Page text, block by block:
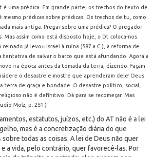
é uma prédica. Em grande parte, os trechos do texto de
mesmo prédicas sobre prédicas. Os trechos de tu, como
mais antiga. Pregar sobre uma prédica? O pregador
Mas assim como está disposto hoje, o Dt coloca-nos
já levou Israel à ruína (587 a.C.), a reforma de
tentativa de salvar o barco que está afundando. Agora a
na época antes da tomada da terra, dizendo: Façam
o desastre e mostre que aprenderam dele! Deus
terra de graça e bondade. O desastre político, social,
não é definitivo. Dá para se recomeçar. Mas
Molz, p. 251.)
estatutos, juízos, etc.) do AT não é a lei
mas é a concretização diária do que
sobre todas as coisas. A lei de Deus não quer
a vida, pelo contrário, quer favorecê-las. Por